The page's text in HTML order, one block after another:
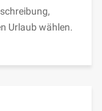
Urlaub wählen.